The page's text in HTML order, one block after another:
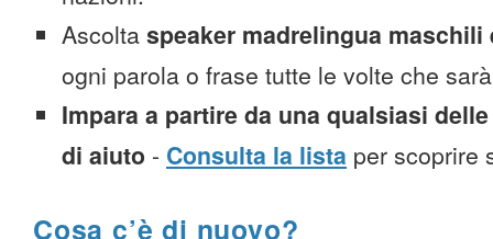
Ascolta speaker madrelingua maschili
ogni parola o frase tutte le volte che
Impara a partire da una qualsiasi
di aiuto - Consulta la lista per scoprire
Cosa c’è di nuovo?